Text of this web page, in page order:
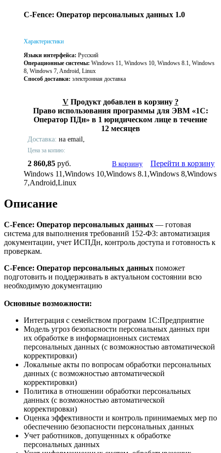
C-Fence: Оператор персональных данных 1.0
Характеристики
Языки интерфейса: Русский
Операционные системы: Windows 11, Windows 10, Windows 8.1, Windows
8, Windows 7, Android, Linux
Способ доставки: электронная доставка
V Продукт добавлен в корзину ?
Право использования программы для ЭВМ «1С:
Оператор ПДн» в 1 юридическом лице в течение
12 месяцев
Доставка: на email,
Цена за копию:
2 860,85 руб. В корзину
Перейти в корзину
Windows 11,Windows 10,Windows 8.1,Windows 8,Windows
7,Android,Linux
Описание
C-Fence: Оператор персональных данных — готовая
система для выполнения требований 152-ФЗ: автоматизация
документации, учет ИСПДн, контроль доступа и готовность к
проверкам.
C-Fence: Оператор персональных данных поможет
подготовить и поддерживать в актуальном состоянии всю
необходимую документацию
Основные возможности:
Интеграция с семейством программ 1С:Предприятие
Модель угроз безопасности персональных данных при
их обработке в информационных системах
персональных данных (с возможностью автоматической
корректировки)
Локальные акты по вопросам обработки персональных
данных (с возможностью автоматической
корректировки)
Политика в отношении обработки персональных
данных (с возможностью автоматической
корректировки)
Оценка эффективности и контроль принимаемых мер по
обеспечению безопасности персональных данных
Учет работников, допущенных к обработке
персональных данных